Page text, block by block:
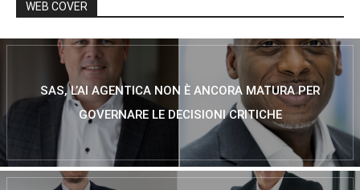
WEB COVER
SAS, L’AI AGENTICA NON È ANCORA MATURA PER
GOVERNARE LE DECISIONI CRITICHE